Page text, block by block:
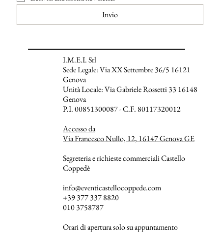
Invio
I.M.E.I. Srl
Sede Legale: Via XX Settembre 36/5 16121
Genova
Unità Locale: Via Gabriele Rossetti 33 16148
Genova
P.I. 00851300087 - C.F. 80117320012
Accesso da
Via Francesco Nullo, 12, 16147 Genova GE
Segreteria e richieste commerciali Castello
Coppedè
info@eventicastellocoppede.com
+39 377 337 8820
010 3758787
Orari di apertura solo su appuntamento